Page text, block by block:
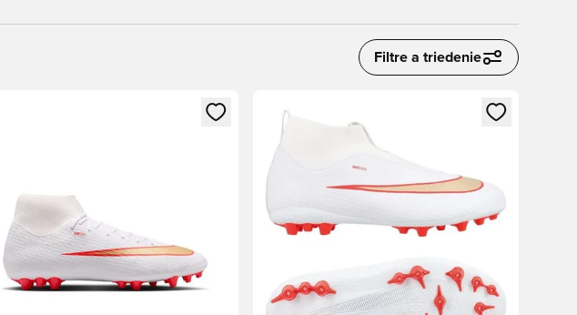
Filtre a triedenie
členmodál na prihlásenie alebo registráciu ako členOtvorí modál na prihlásenie alebo registráciu ako